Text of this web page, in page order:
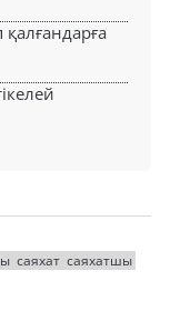
саяхат саяхатшы